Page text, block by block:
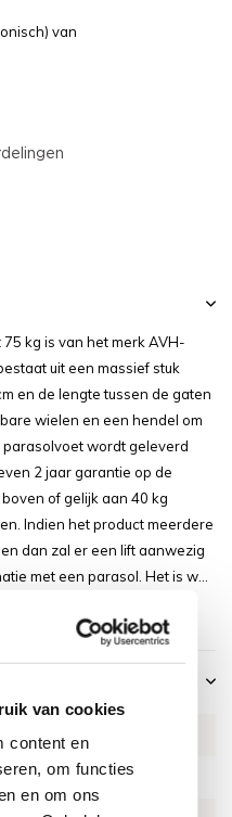
van cookies
content en
om functies
en om ons
van
kg is van het merk AVH-
uit een massief stuk
en de lengte tussen de gaten
wielen en een hendel om
wordt geleverd
2 jaar garantie op de
of gelijk aan 40 kg
Indien het product meerdere
dan zal er een lift aanwezig
met een parasol. Het is w...